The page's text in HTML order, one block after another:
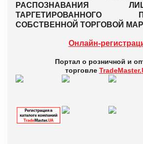
РАСПОЗНАВАНИЯ
ТАРГЕТИРОВАННОГО
СОБСТВЕННОЙ ТОРГОВОЙ
Онлайн-
Портал о розничной и
торговле